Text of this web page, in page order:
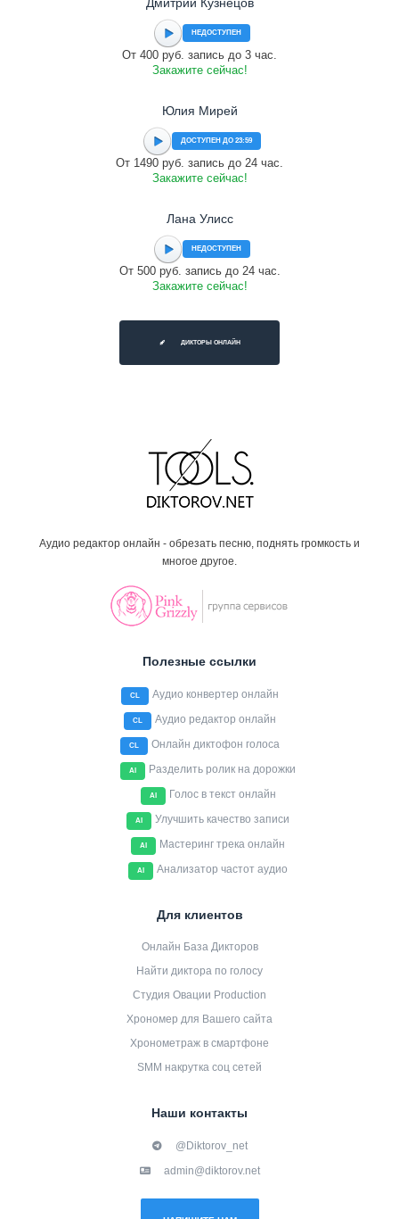
НЕДОСТУПЕН
От 400 руб. запись до 3 час.
Закажите сейчас!
Юлия Мирей
ДОСТУПЕН ДО 23:59
От 1490 руб. запись до 24 час.
Закажите сейчас!
Лана Улисс
НЕДОСТУПЕН
От 500 руб. запись до 24 час.
Закажите сейчас!
ДИКТОРЫ ОНЛАЙН
Аудио редактор онлайн - обрезать песню, поднять громкость и
многое другое.
Полезные ссылки
CL Аудио конвертер онлайн
CL Аудио редактор онлайн
CL Онлайн диктофон голоса
AI Разделить ролик на дорожки
AI Голос в текст онлайн
AI Улучшить качество записи
AI Мастеринг трека онлайн
AI Анализатор частот аудио
Для клиентов
Онлайн База Дикторов
Найти диктора по голосу
Студия Овации Production
Хрономер для Вашего сайта
Хронометраж в смартфоне
SMM накрутка соц сетей
Наши контакты
@Diktorov_net
admin@diktorov.net